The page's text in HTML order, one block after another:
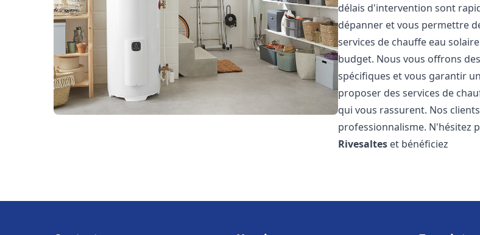
délais d'intervention sont
dépanner et vous permettre
services de chauffe eau
budget. Nous vous offrons
spécifiques et vous garantir
proposer des services de
qui vous rassurent. Nos
professionnalisme. N'hésitez
Rivesaltes et bénéficiez